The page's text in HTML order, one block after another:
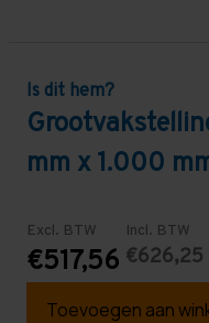
Is dit hem?
mm x 1.000
Excl. BTW
€517,56
Incl. BTW
€626,25
Toevoegen aan